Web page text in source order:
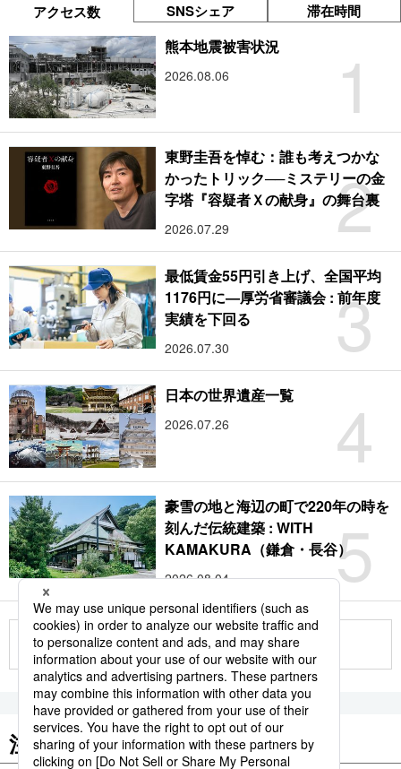
アクセス数 SNSシェア 滞在時間
1
熊本地震被害状況
2026.08.06
2
東野圭吾を悼む：誰も考えつかな
かったトリック──ミステリーの金
字塔『容疑者Ｘの献身』の舞台裏
2026.07.29
3
最低賃金55円引き上げ、全国平均
1176円に―厚労省審議会 : 前年度
実績を下回る
2026.07.30
4
日本の世界遺産一覧
2026.07.26
5
豪雪の地と海辺の町で220年の時を
刻んだ伝統建築 : WITH
KAMAKURA（鎌倉・長谷）
2026.08.04
もっと見る
注目のキーワード